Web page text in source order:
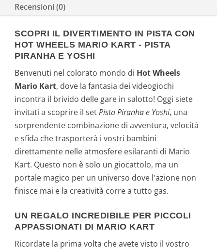
Recensioni (0)
SCOPRI IL DIVERTIMENTO IN PISTA CON
HOT WHEELS MARIO KART - PISTA
PIRANHA E YOSHI
Benvenuti nel colorato mondo di Hot Wheels
Mario Kart, dove la fantasia dei videogiochi
incontra il brivido delle gare in salotto! Oggi siete
invitati a scoprire il setPista Piranha e Yoshi, una
sorprendente combinazione di avventura, velocità
e sfida che trasporterà i vostri bambini
direttamente nelle atmosfere esilaranti di Mario
Kart. Questo non è solo un giocattolo, ma un
portale magico per un universo dove l'azione non
finisce mai e la creatività corre a tutto gas.
UN REGALO INCREDIBILE PER PICCOLI
APPASSIONATI DI MARIO KART
Ricordate la prima volta che avete visto il vostro